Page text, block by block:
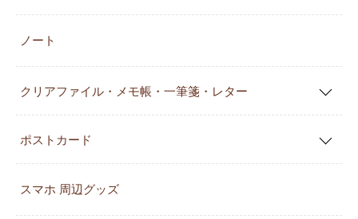
ノート
クリアファイル・メモ帳・一筆箋・レター
ポストカード
スマホ 周辺グッズ